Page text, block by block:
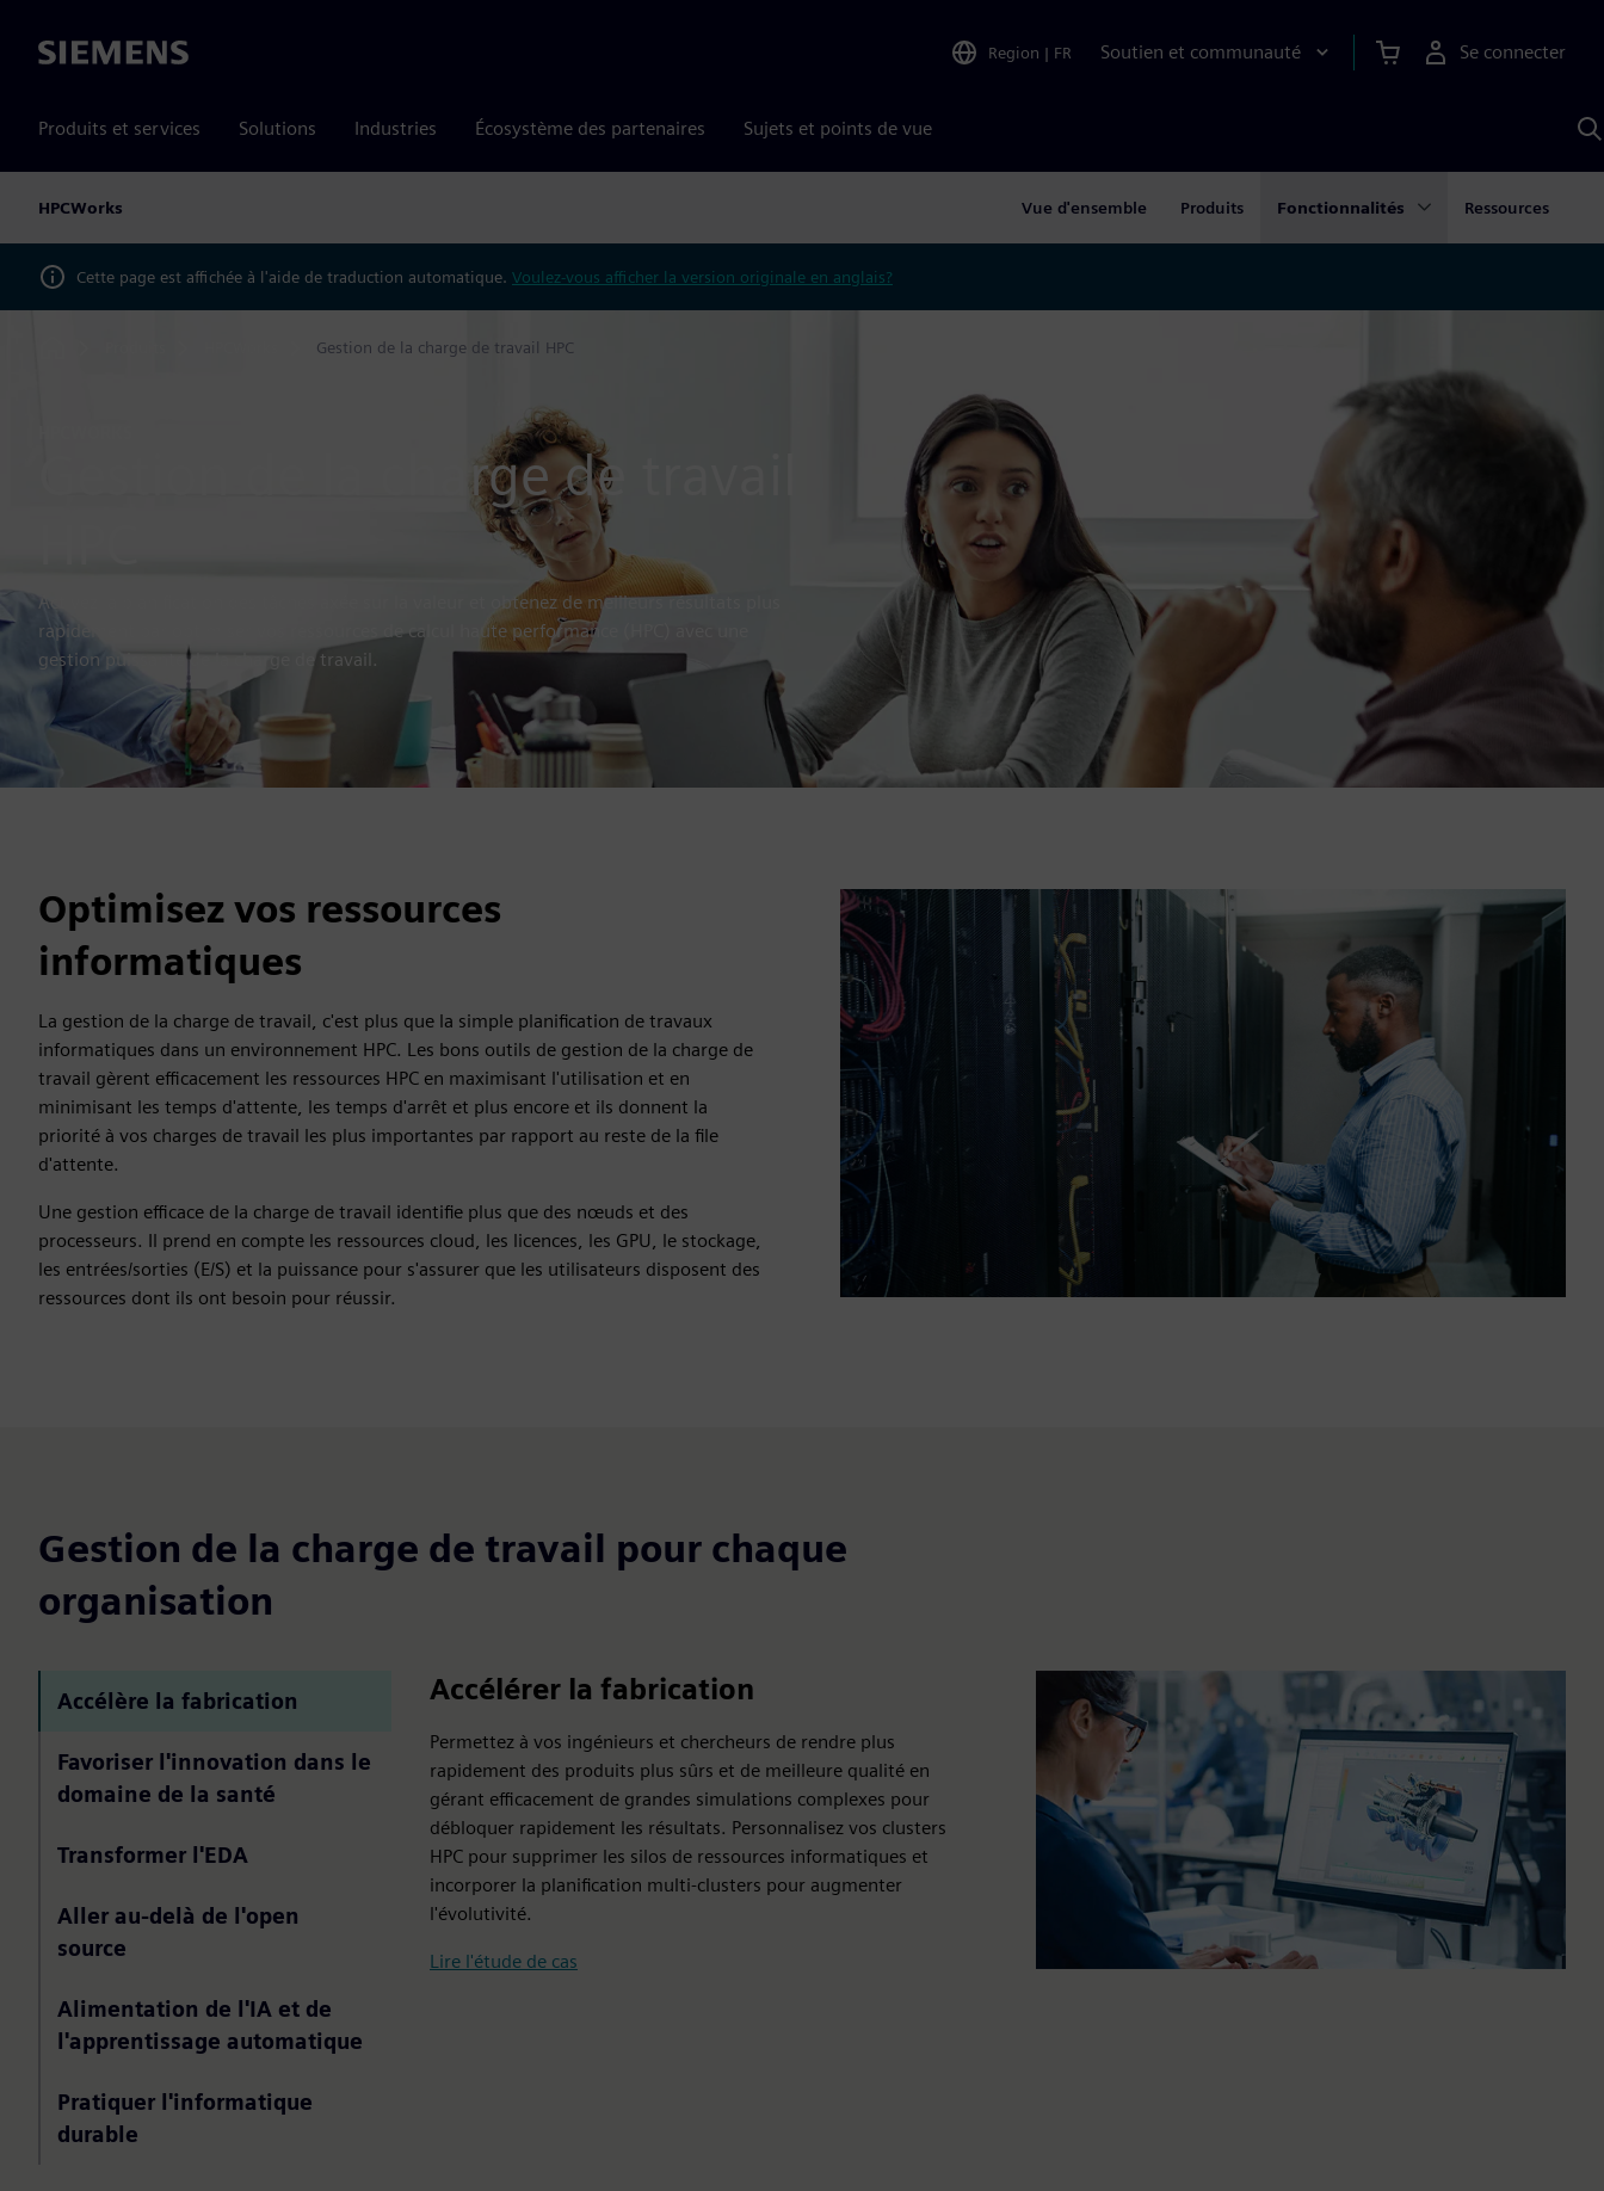
Siemens Region | FR Soutien et communauté Se connecter
Produits et services Solutions Industries Écosystème des partenaires Sujets et points de vue
HPCWorks Vue d'ensemble Produits Fonctionnalités Ressources
Cette page est affichée à l'aide de traduction automatique. Voulez-vous afficher la version originale en anglais?
Gestion de la charge de travail HPC
Gestion de la charge de travail
Activez la planification des tâches axée sur la valeur et obtenez de meilleurs résultats plus
rapidement
optimiser vos ressources de calcul haute performance (HPC) avec une
gestion puissante de la charge de travail.
Optimisez vos ressources
informatiques
La gestion de la charge de travail, c'est plus que la simple planification de travaux
informatiques dans un environnement HPC. Les bons outils de gestion de la charge de
travail gèrent efficacement les ressources HPC en maximisant l'utilisation et en
minimisant les temps d'attente, les temps d'arrêt et plus encore et ils donnent la
priorité à vos charges de travail les plus importantes par rapport au reste de la file
d'attente.
Une gestion efficace de la charge de travail identifie plus que des nœuds et des
processeurs. Il prend en compte les ressources cloud, les licences, les GPU, le stockage,
les entrées/sorties (E/S) et la puissance pour s'assurer que les utilisateurs disposent des
ressources dont ils ont besoin pour réussir.
Gestion de la charge de travail pour chaque
organisation
Accélère la fabrication
Favoriser l'innovation dans le
domaine de la santé
Transformer l'EDA
Aller au-delà de l'open
source
Alimentation de l'IA et de
l'apprentissage automatique
Pratiquer l'informatique
durable
Accélérer la fabrication
Permettez à vos ingénieurs et chercheurs de rendre plus
rapidement des produits plus sûrs et de meilleure qualité en
gérant efficacement de grandes simulations complexes pour
débloquer rapidement les résultats. Personnalisez vos clusters
HPC pour supprimer les silos de ressources informatiques et
incorporer la planification multi-clusters pour augmenter
l'évolutivité.
Lire l'étude de cas